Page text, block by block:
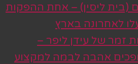
(בית ליסין) – אחת ההפקות
לאחרונה בארץ
זמר של עידן ליפר –
אהבה לבמה למקצוע